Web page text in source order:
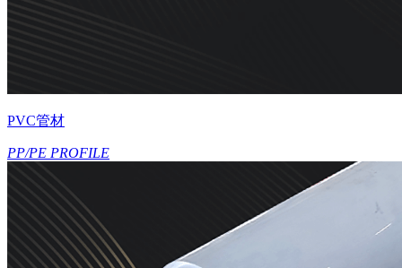
PVC管材
PP/PE PROFILE